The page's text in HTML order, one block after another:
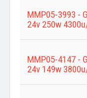
MMP05-3993 -
24v 250w
MMP05-4147 -
24v 149w